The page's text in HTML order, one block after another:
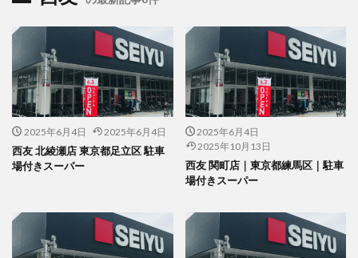
2025年6月4日 2025年6月4日
西友 北綾瀬店 東京都足立区 駐車
場付きスーパー
2025年6月4日
2025年10月13日
西友 関町店｜東京都練馬区｜駐車
場付きスーパー